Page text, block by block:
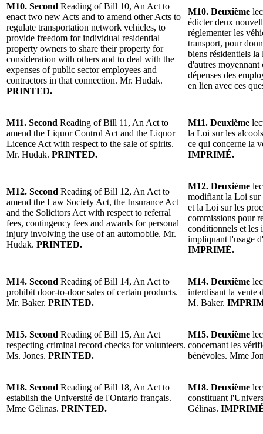
M10. Second Reading of Bill 10, An Act to
enact two new Acts and to amend other Acts to
regulate transportation network vehicles, to
provide freedom for individual residential
property owners to share their property for
consideration with others and to deal with the
expenses of public sector employees and
contractors in that connection. Mr. Hudak.
PRINTED.
M10. Deuxième
édicter deux
réglementer les
transport, pour
biens résidentiels
d'autres moyennant
dépenses des
en lien avec ces
M11. Second Reading of Bill 11, An Act to
amend the Liquor Control Act and the Liquor
Licence Act with respect to the sale of spirits.
Mr. Hudak. PRINTED.
M11. Deuxième
la Loi sur les
ce qui concerne la
IMPRIMÉ.
M12. Second Reading of Bill 12, An Act to
amend the Law Society Act, the Insurance Act
and the Solicitors Act with respect to referral
fees, contingency fees and awards for personal
injury involving the use of an automobile. Mr.
Hudak. PRINTED.
M12. Deuxième
modifiant la Loi sur
et la Loi sur les
commissions pour
conditionnels et les
impliquant l'usage
IMPRIMÉ.
M14. Second Reading of Bill 14, An Act to
prohibit door-to-door sales of certain products.
Mr. Baker. PRINTED.
M14. Deuxième
interdisant la vente
M. Baker.
M15. Second Reading of Bill 15, An Act
respecting criminal record checks for volunteers.
Ms. Jones. PRINTED.
M15. Deuxième
concernant les
bénévoles. Mme
M18. Second Reading of Bill 18, An Act to
establish the Université de l'Ontario français.
Mme Gélinas. PRINTED.
M18. Deuxième
constituant
Gélinas.